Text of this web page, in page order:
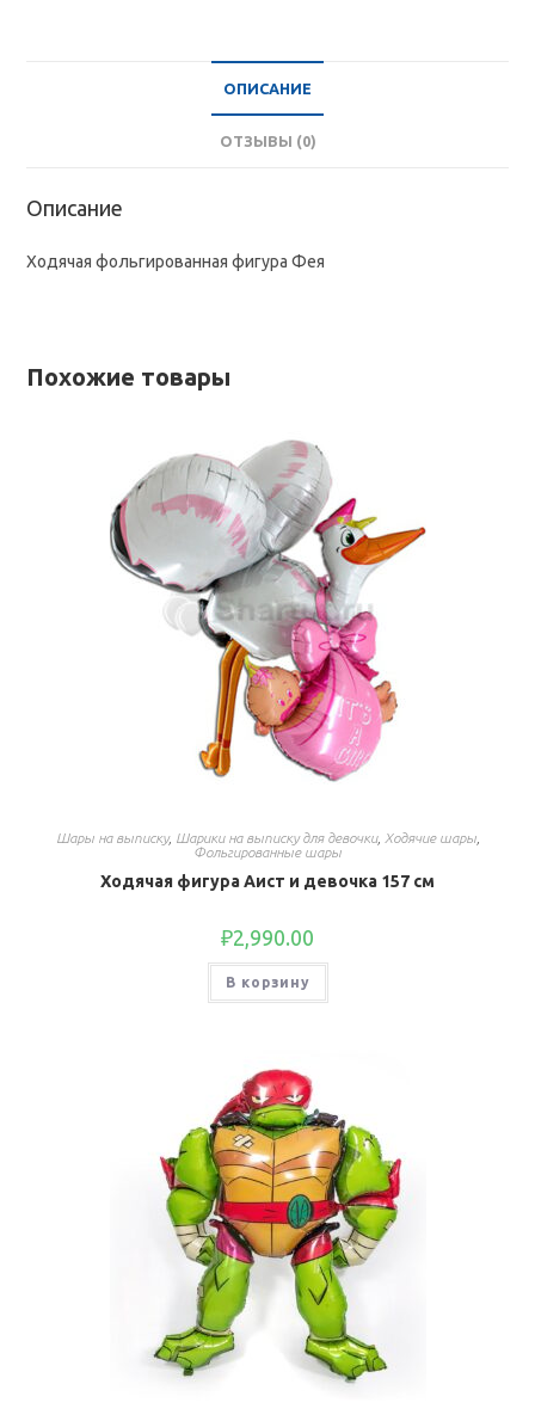
ОПИСАНИЕ
ОТЗЫВЫ (0)
Описание
Ходячая фольгированная фигура Фея
Похожие товары
Шары на выписку, Шарики на выписку для девочки, Ходячие шары,
Фольгированные шары
Ходячая фигура Аист и девочка 157 см
₽2,990.00
В корзину